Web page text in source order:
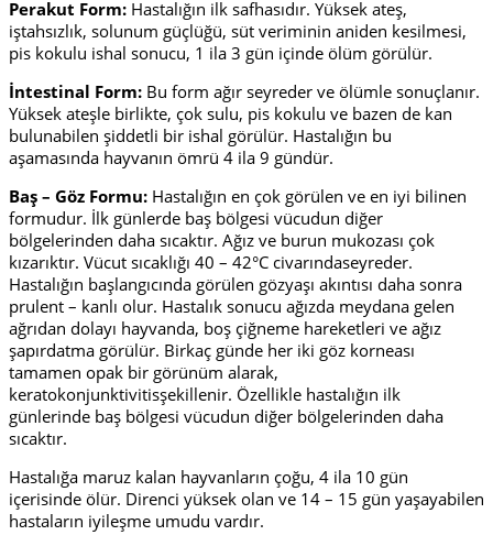
Perakut Form: Hastalığın ilk safhasıdır. Yüksek ateş,
iştahsızlık, solunum güçlüğü, süt veriminin aniden kesilmesi,
pis kokulu ishal sonucu, 1 ila 3 gün içinde ölüm görülür.
İntestinal Form: Bu form ağır seyreder ve ölümle sonuçlanır.
Yüksek ateşle birlikte, çok sulu, pis kokulu ve bazen de kan
bulunabilen şiddetli bir ishal görülür. Hastalığın bu
aşamasında hayvanın ömrü 4 ila 9 gündür.
Baş – Göz Formu: Hastalığın en çok görülen ve en iyi bilinen
formudur. İlk günlerde baş bölgesi vücudun diğer
bölgelerinden daha sıcaktır. Ağız ve burun mukozası çok
kızarıktır. Vücut sıcaklığı 40 – 42°C civarındaseyreder.
Hastalığın başlangıcında görülen gözyaşı akıntısı daha sonra
prulent – kanlı olur. Hastalık sonucu ağızda meydana gelen
ağrıdan dolayı hayvanda, boş çiğneme hareketleri ve ağız
şapırdatma görülür. Birkaç günde her iki göz korneası
tamamen opak bir görünüm alarak,
keratokonjunktivitisşekillenir. Özellikle hastalığın ilk
günlerinde baş bölgesi vücudun diğer bölgelerinden daha
sıcaktır.
Hastalığa maruz kalan hayvanların çoğu, 4 ila 10 gün
içerisinde ölür. Direnci yüksek olan ve 14 – 15 gün yaşayabilen
hastaların iyileşme umudu vardır.